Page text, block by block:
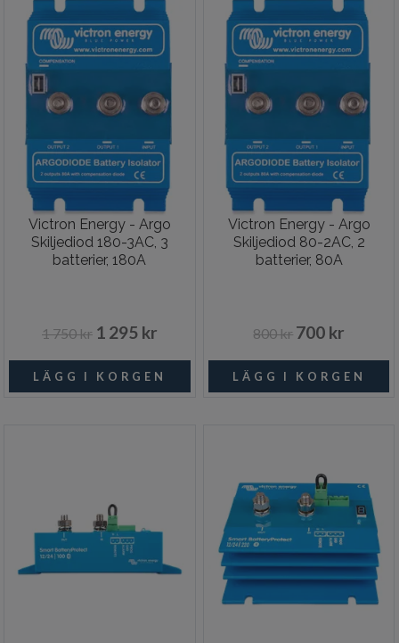
Victron Energy - Argo
Skiljediod 180-3AC, 3
batterier, 180A
1 750 kr 1 295 kr
Victron Energy - Argo
Skiljediod 80-2AC, 2
batterier, 80A
800 kr 700 kr